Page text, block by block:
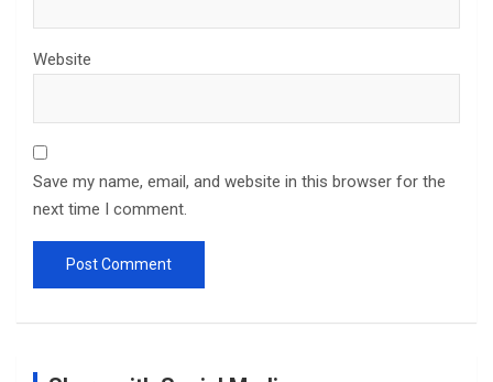
Website
Save my name, email, and website in this browser for the
next time I comment.